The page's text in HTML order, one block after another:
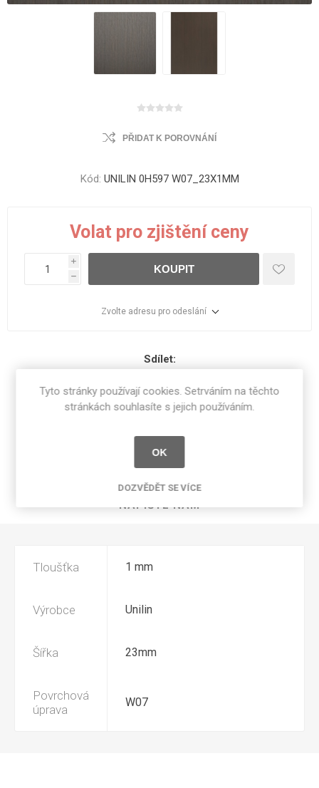
PŘIDAT K POROVNÁNÍ
Kód: UNILIN 0H597 W07_23X1MM
Volat pro zjištění ceny
i
h
KOUPIT
Zvolte adresu pro odeslání
Sdílet:
SPECIFIKACE PRODUKTU
RECENZE
NAPIŠTE NÁM
Tloušťka 1 mm
Výrobce Unilin
Šířka 23mm
Povrchová
úprava
W07
Tyto stránky používají cookies. Setrváním na těchto
stránkách souhlasíte s jejich používáním.
OK
DOZVĚDĚT SE VÍCE